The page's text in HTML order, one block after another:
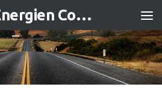
erneuerbare Energien Contracting